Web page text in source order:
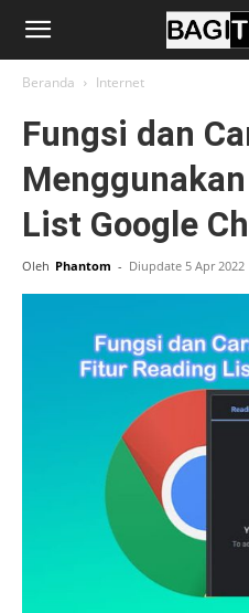
BagiTekno
Beranda Internet
Fungsi dan
List Google
Oleh Phantom - Diupdate 5 Apr 2022